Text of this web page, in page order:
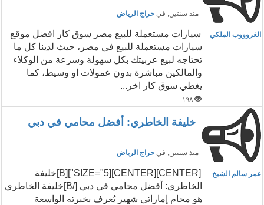
منذ سنتين, في حراج الرياض
الغروووب الملكي
سيارات مستعملة للبيع مصر سوق كار افضل موقع
سيارات مستعملة للبيع في مصر، حيث لدينا كل ما
تحتاجه لبيع عربيتك بكل سهولة وسرعة من الوكلاء
والمالكين مباشرة بدون عمولات او وسيط، كما
يغطي سوق كار اخر...
١٩٨
خليفة الخاطري: أفضل محامي في دبي
منذ سنتين, في حراج الرياض
عمر سالم الشيخ
[CENTER][CENTER][SIZE="5"][B]خليفة
الخاطري: أفضل محامي في دبي [/B]خليفة الخاطري
هو محامٍ إماراتي شهير يُعرف بخبرته الواسعة